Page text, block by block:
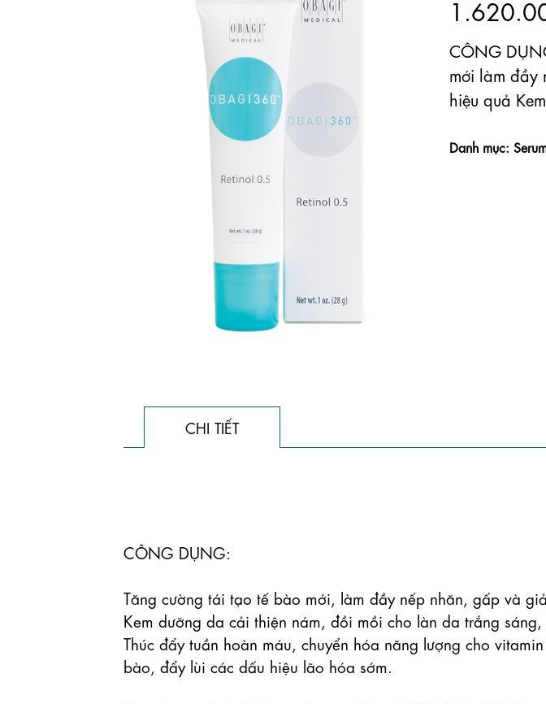
CÔNG
mới làm đầy
hiệu quả Kem
Danh mục:
CHI TIẾT
CÔNG DỤNG:
Tăng cường tái tạo tế bào mới, làm đầy nếp nhăn, gấp và
Kem dưỡng da cải thiện nám, đồi mồi cho làn da trắng sáng,
Thúc đẩy tuần hoàn máu, chuyển hóa năng lượng cho
bào, đẩy lùi các dấu hiệu lão hóa sớm.